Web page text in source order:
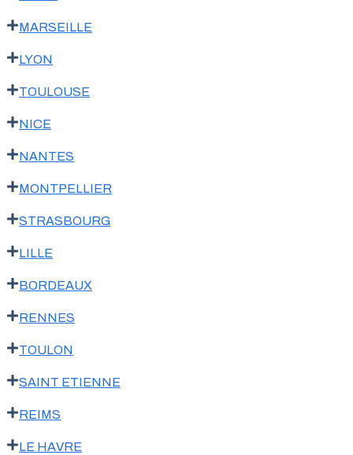
MARSEILLE
LYON
TOULOUSE
NICE
NANTES
MONTPELLIER
STRASBOURG
LILLE
BORDEAUX
RENNES
TOULON
SAINT ETIENNE
REIMS
LE HAVRE